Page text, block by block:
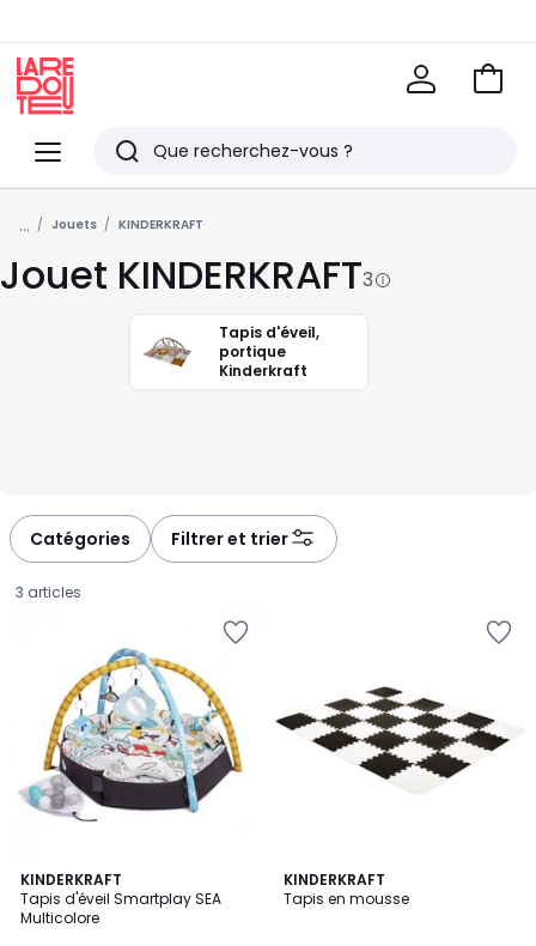
Menu
Redoute
Rechercher
Derniers
articles
vus
Voir
... Jouets KINDERKRAFT
Jouet KINDERKRAFT3
Tapis d'éveil,
portique
Kinderkraft
Catégories Filtrer et trier
3 articles
KINDERKRAFT
Tapis d'éveil Smartplay SEA
Multicolore
KINDERKRAFT
Tapis en mousse